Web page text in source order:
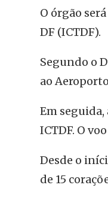
O órgão
DF (ICTDF).
Segundo o
ao
Em
ICTDF. O
Desde o
de 15